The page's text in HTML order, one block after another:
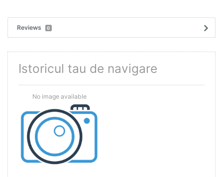
Reviews 0
Istoricul tau de navigare